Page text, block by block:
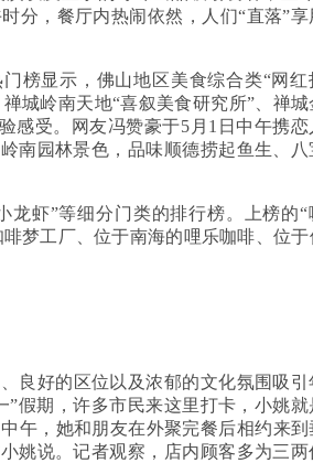
分，餐厅内热闹依然，人们“直落”享
榜显示，佛山地区美食综合类“网红
城岭南天地“喜叙美食研究所”、禅
感受。网友冯赞豪于5月1日中午携恋
南园林景色，品味顺德捞起鱼生、八
龙虾”等细分门类的排行榜。上榜的“
梦工厂、位于南海的哩乐咖啡、位于
良好的区位以及浓郁的文化氛围吸引
假期，许多市民来这里打卡，小姚就
午，她和朋友在外聚完餐后相约来到
姚说。记者观察，店内顾客多为三两